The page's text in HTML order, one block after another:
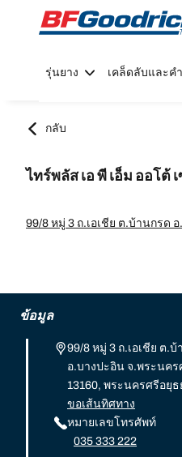
Go to page content
Go to page
รุ่นยาง เคล็ดลับและค
กลับ
ไทร์พลัส เอ พี เอ็ม ออโต้
ข้อมูล
99/8 หมู่ 3 ถ.เอเชีย ต.บ้
อ.บางปะอิน จ.พระนคร
13160, พระนครศรีอยุธ
ขอเส้นทิศทาง
หมายเลขโทรศัพท์
035 333 222